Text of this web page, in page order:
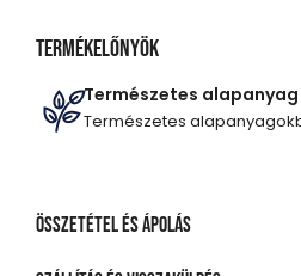
Termékelőnyök
Természetes alapanyag
Természetes
Összetétel és ápolás